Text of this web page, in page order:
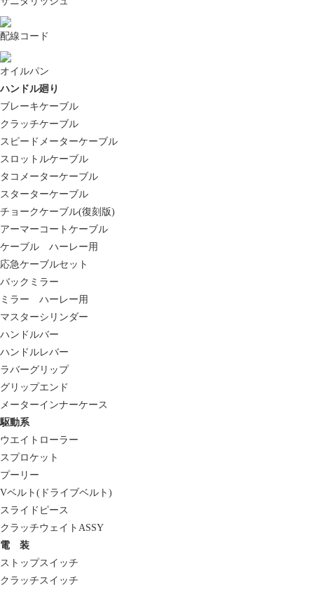
配線コード
オイルパン
ハンドル廻り
ブレーキケーブル
クラッチケーブル
スピードメーターケーブル
スロットルケーブル
タコメーターケーブル
スターターケーブル
チョークケーブル(復刻版)
アーマーコートケーブル
ケーブル ハーレー用
応急ケーブルセット
バックミラー
ミラー ハーレー用
マスターシリンダー
ハンドルバー
ハンドルレバー
ラバーグリップ
グリップエンド
メーターインナーケース
駆動系
ウエイトローラー
スプロケット
プーリー
Vベルト(ドライブベルト)
スライドピース
クラッチウェイトASSY
電 装
ストップスイッチ
クラッチスイッチ